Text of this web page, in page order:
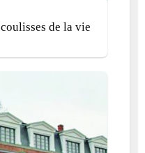
de la vie